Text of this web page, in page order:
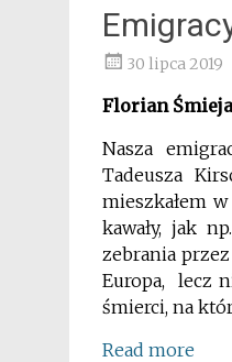
30 lipca 2019
Florian Śmieja
Nasza
Tadeusza
mieszkałem
kawały, jak
zebrania
Europa, lecz
śmierci, na
Read more